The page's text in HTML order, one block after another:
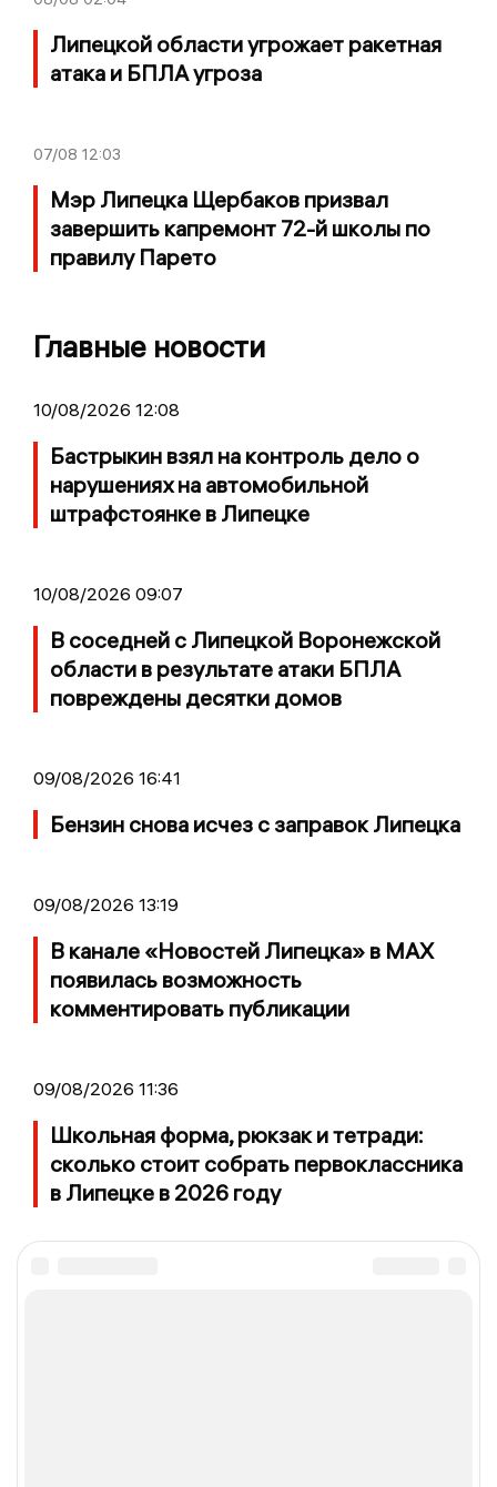
Липецкой области угрожает ракетная
атака и БПЛА угроза
07/08 12:03
Мэр Липецка Щербаков призвал
завершить капремонт 72-й школы по
правилу Парето
Главные новости
10/08/2026 12:08
Бастрыкин взял на контроль дело о
нарушениях на автомобильной
штрафстоянке в Липецке
10/08/2026 09:07
В соседней с Липецкой Воронежской
области в результате атаки БПЛА
повреждены десятки домов
09/08/2026 16:41
Бензин снова исчез с заправок Липецка
09/08/2026 13:19
В канале «Новостей Липецка» в MAX
появилась возможность
комментировать публикации
09/08/2026 11:36
Школьная форма, рюкзак и тетради:
сколько стоит собрать первоклассника
в Липецке в 2026 году